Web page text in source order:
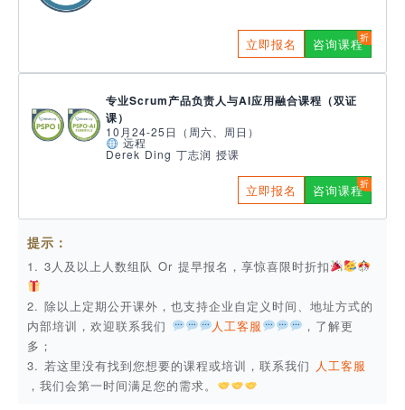
立即报名 咨询课程
专业Scrum产品负责人与AI应用融合课程（双证
课）
10月24-25日（周六、周日）
远程
Derek Ding 丁志润 授课
立即报名 咨询课程
提示：
1. 3人及以上人数组队 Or 提早报名，享惊喜限时折扣
2. 除以上定期公开课外，也支持企业自定义时间、地址方式的
内部培训，欢迎联系我们
人工客服
，了解更
多；
3. 若这里没有找到您想要的课程或培训，联系我们 人工客服
，我们会第一时间满足您的需求。